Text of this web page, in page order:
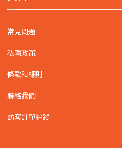
常見問題
私隱政策
條款和細則
聯絡我們
訪客訂單追蹤